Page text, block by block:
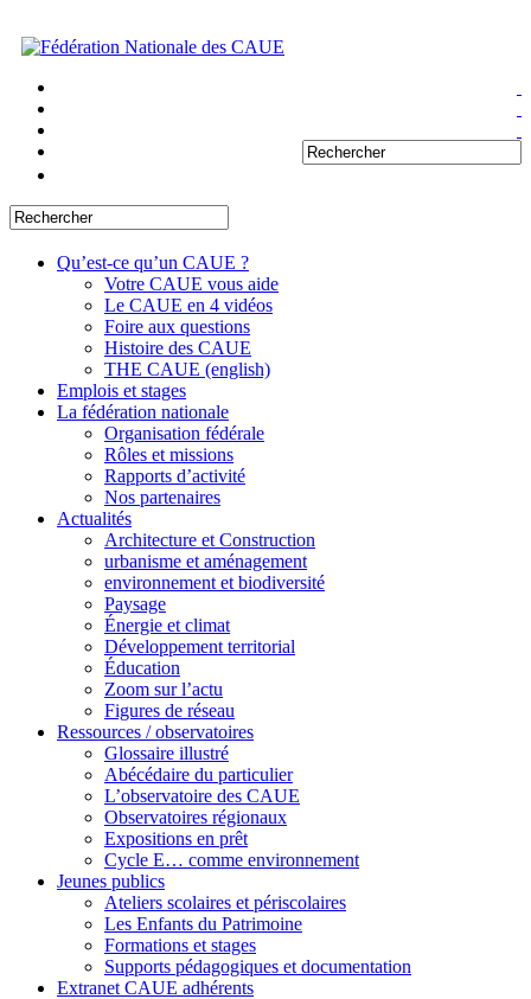
Qu’est-ce qu’un CAUE ?
Votre CAUE vous aide
Le CAUE en 4 vidéos
Foire aux questions
Histoire des CAUE
THE CAUE (english)
Emplois et stages
La fédération nationale
Organisation fédérale
Rôles et missions
Rapports d’activité
Nos partenaires
Actualités
Architecture et Construction
urbanisme et aménagement
environnement et biodiversité
Paysage
Énergie et climat
Développement territorial
Éducation
Zoom sur l’actu
Figures de réseau
Ressources / observatoires
Glossaire illustré
Abécédaire du particulier
L’observatoire des CAUE
Observatoires régionaux
Expositions en prêt
Cycle E… comme environnement
Jeunes publics
Ateliers scolaires et périscolaires
Les Enfants du Patrimoine
Formations et stages
Supports pédagogiques et documentation
Extranet CAUE adhérents